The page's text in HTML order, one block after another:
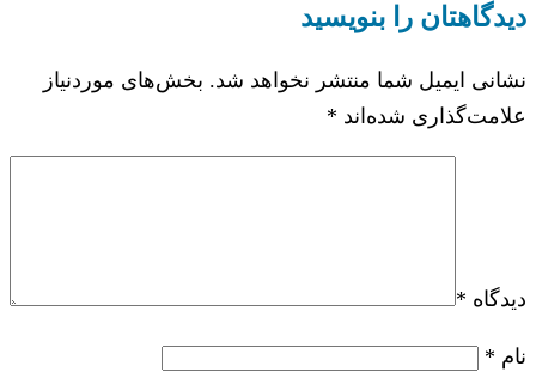
دیدگاهتان را بنویسید
نشانی ایمیل شما منتشر نخواهد شد. بخش‌های موردنیاز
علامت‌گذاری شده‌اند *
دیدگاه *
نام *